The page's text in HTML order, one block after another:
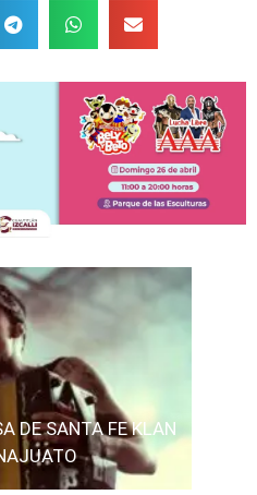
DE SANTA FE KLAN